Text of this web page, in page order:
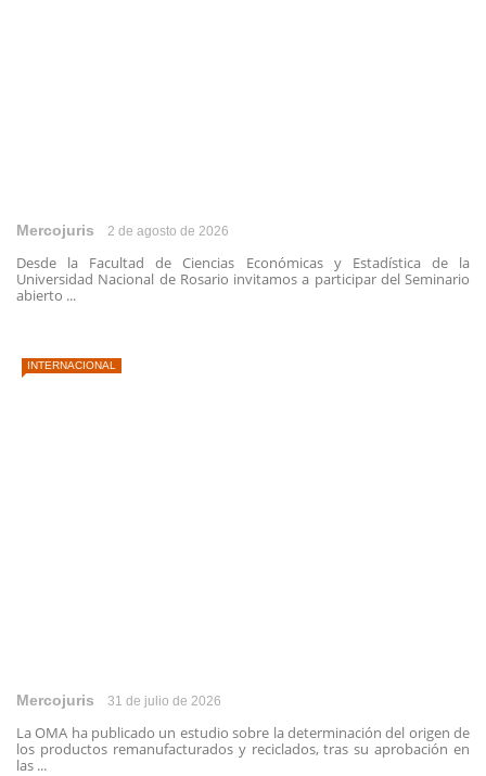
Mercojuris 2 de agosto de 2026
Desde la Facultad de Ciencias Económicas y Estadística de la
Universidad Nacional de Rosario invitamos a participar del Seminario
abierto ...
INTERNACIONAL
Mercojuris 31 de julio de 2026
La OMA ha publicado un estudio sobre la determinación del origen de
los productos remanufacturados y reciclados, tras su aprobación en
las ...